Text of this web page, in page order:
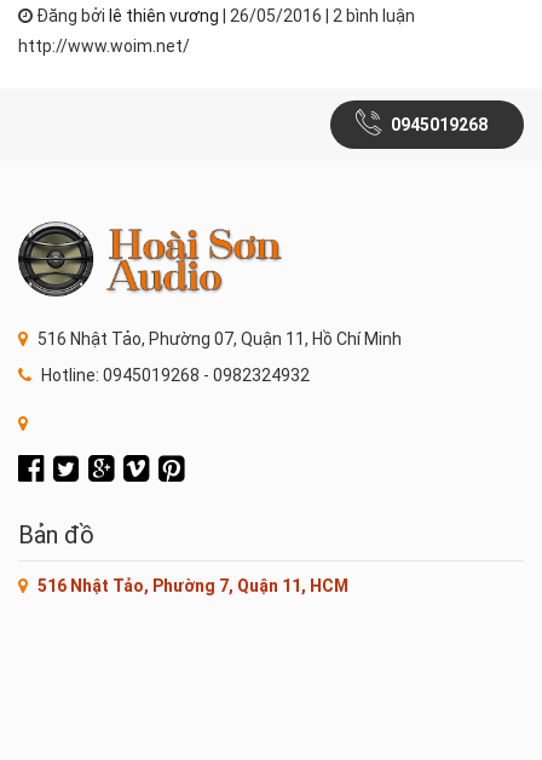
Đăng bởi lê thiên vương | 26/05/2016 | 2 bình luận
http://www.woim.net/
0945019268
516 Nhật Tảo, Phường 07, Quận 11, Hồ Chí Minh
Hotline: 0945019268 - 0982324932
Bản đồ
516 Nhật Tảo, Phường 7, Quận 11, HCM